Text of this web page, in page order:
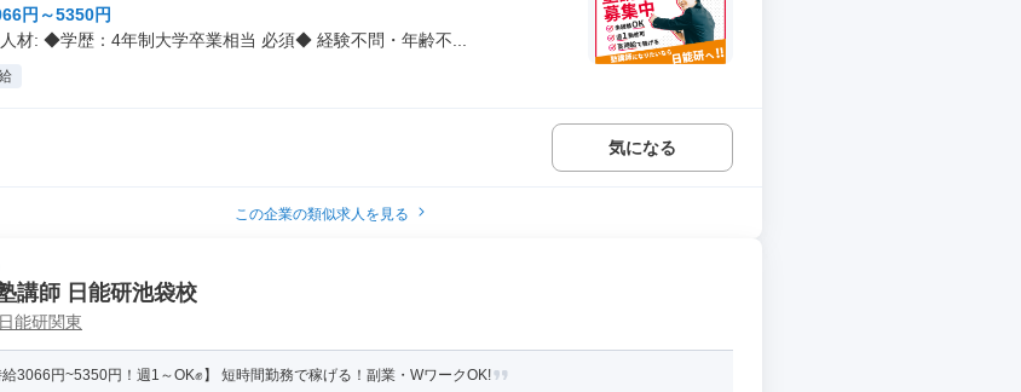
円～5350円
材: ◆学歴：4年制大学卒業相当 必須◆ 経験不問・年齢不...
気になる
この企業の類似求人を見る
講師 日能研池袋校
能研関東
給3066円~5350円！週1～OK✊】 短時間勤務で稼げる！副業・WワークOK!